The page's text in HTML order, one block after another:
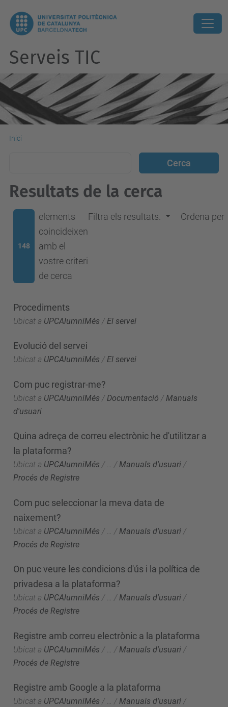
Serveis TIC
Inici
Resultats de la cerca
148
elements
coincideixen
amb el
vostre criteri
de cerca
Filtra els resultats. Ordena per
Procediments
Ubicat a UPCAlumniMés / El servei
Evolució del servei
Ubicat a UPCAlumniMés /El servei
Com puc registrar-me?
Ubicat a UPCAlumniMés / Documentació / Manuals
d'usuari
Quina adreça de correu electrònic he d'utilitzar a
la plataforma?
Ubicat a UPCAlumniMés / … /Manuals d'usuari /
Procés de Registre
Com puc seleccionar la meva data de
naixement?
Ubicat a UPCAlumniMés / / Manuals d'usuari /
Procés de Registre
On puc veure les condicions d'ús i la política de
privadesa a la plataforma?
Ubicat a UPCAlumniMés / … /Manuals d'usuari /
Procés de Registre
Registre amb correu electrònic a la plataforma
Ubicat a UPCAlumniMés / / Manuals d'usuari /
Procés de Registre
Registre amb Google a la plataforma
Ubicat a UPCAlumniMés / … /Manuals d'usuari /